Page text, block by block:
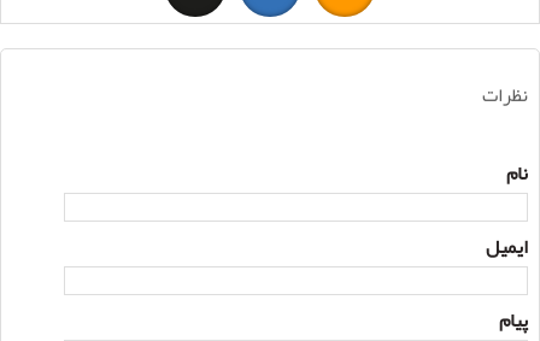
نظرات
نام
ایمیل
پیام